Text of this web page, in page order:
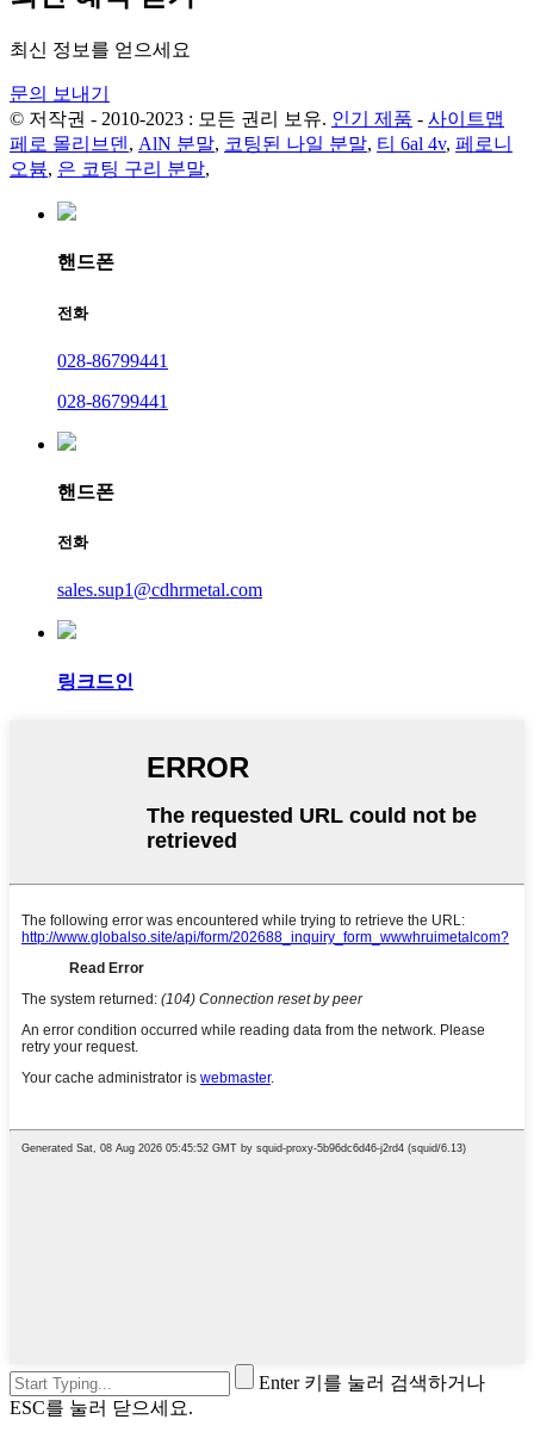
최신 정보를 얻으세요
문의 보내기
© 저작권 - 2010-2023 : 모든 권리 보유. 인기 제품 - 사이트맵
페로 몰리브덴 , AlN 분말, 코팅된 나일 분말, 티 6al 4v, 페로니
오븀, 은 코팅 구리 분말,
핸드폰
전화
028-86799441
028-86799441
핸드폰
전화
sales.sup1@cdhrmetal.com
링크드인
Enter 키를 눌러 검색하거나
ESC를 눌러 닫으세요.